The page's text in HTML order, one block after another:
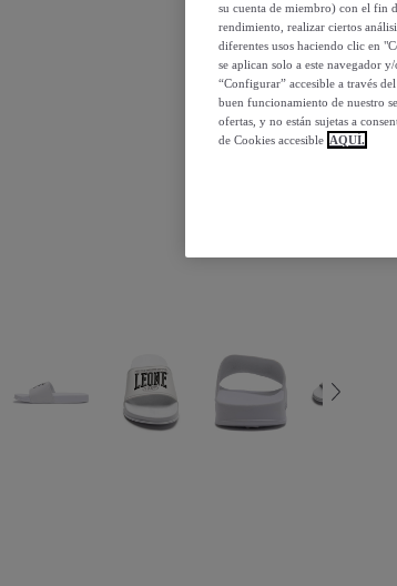
su cuenta de miembro) con el fin
rendimiento, realizar ciertos
diferentes usos haciendo clic en
se aplican solo a este navegador
“Configurar” accesible a través
buen funcionamiento de nuestro
ofertas, y no están sujetas a
de Cookies accesible AQUÍ.